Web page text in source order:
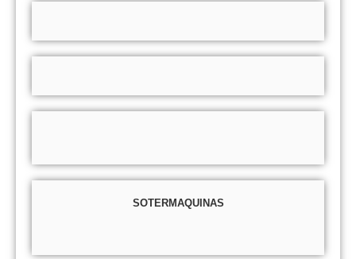
SOTERMAQUINAS